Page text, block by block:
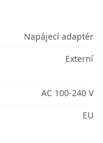
Napájecí adaptér
Externí
AC 100-240 V
EU